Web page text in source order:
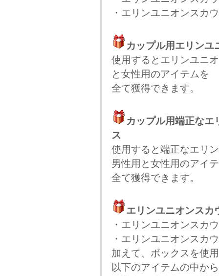
・エリンユニオンスカ
カップル用エリンユ
使用するとエリンユニ
と女性用のアイテムを
全て獲得できます。
カップル用端正なエ
ス
使用すると端正なエリ
男性用と女性用のアイ
全て獲得できます。
エリンユニオンスカ
・エリンユニオンスカ
・エリンユニオンスカ
加えて、ボックスを使
以下のアイテムの中か